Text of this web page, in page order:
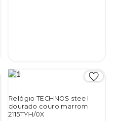
Relógio TECHNOS steel
dourado couro marrom
2115TYH/0X